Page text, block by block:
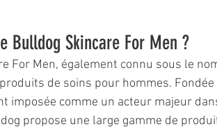
Bulldog Skincare For Men ?
For Men, également connu sous le
de soins pour hommes.
imposée comme un acteur majeur
propose une large gamme de